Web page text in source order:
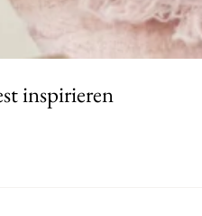
inspirieren